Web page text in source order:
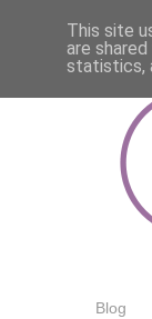
Blog
This site
are
statistics,